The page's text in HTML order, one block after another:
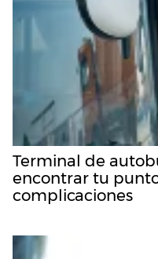
Terminal de
encontrar tu
complicaciones